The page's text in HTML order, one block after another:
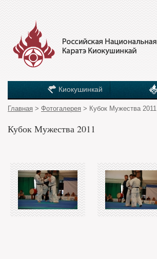
Киокушинкай
Главная > Фотогалерея > Кубок Мужества 2011
Кубок Мужества 2011